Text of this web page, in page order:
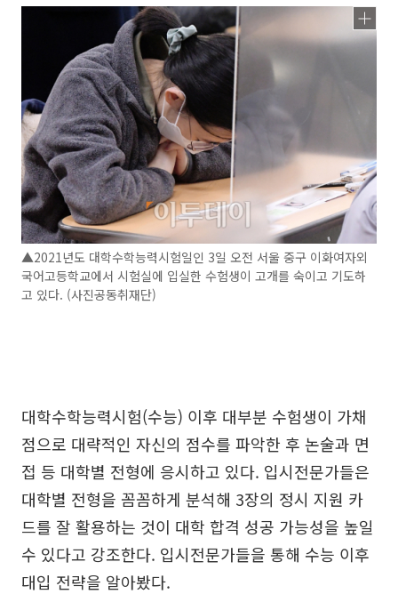
▲2021년도 대학수학능력시험일인 3일 오전 서울 중구 이화여자외
국어고등학교에서 시험실에 입실한 수험생이 고개를 숙이고 기도하
고 있다. (사진공동취재단)
대학수학능력시험(수능) 이후 대부분 수험생이 가채
점으로 대략적인 자신의 점수를 파악한 후 논술과 면
접 등 대학별 전형에 응시하고 있다. 입시전문가들은
대학별 전형을 꼼꼼하게 분석해 3장의 정시 지원 카
드를 잘 활용하는 것이 대학 합격 성공 가능성을 높일
수 있다고 강조한다. 입시전문가들을 통해 수능 이후
대입 전략을 알아봤다.